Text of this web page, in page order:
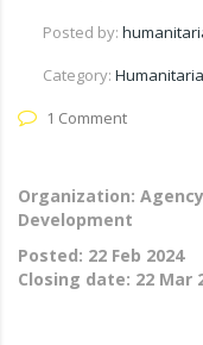
Posted by:
Category:
1 Comment
Organization:
Development
Posted: 22 Feb 2024
Closing date: 22 Mar